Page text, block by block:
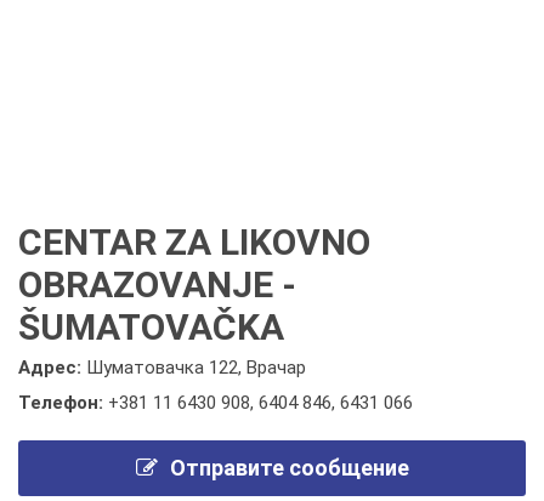
CENTAR ZA LIKOVNO
OBRAZOVANJE -
ŠUMATOVAČKA
Адрес: Шуматовачка 122, Врачар
Телефон: +381 11 6430 908, 6404 846, 6431 066
Отправите сообщение